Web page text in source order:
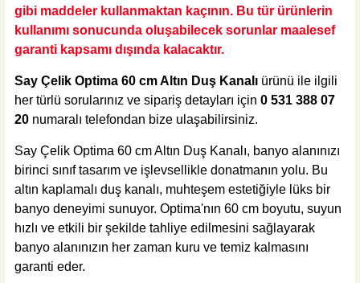
gibi maddeler kullanmaktan kaçının. Bu tür ürünlerin
kullanımı sonucunda oluşabilecek sorunlar maalesef
garanti kapsamı dışında kalacaktır.
Say Çelik Optima 60 cm Altın Duş Kanalı ürünü ile ilgili
her türlü sorularınız ve sipariş detayları için 0 531 388 07
20 numaralı telefondan bize ulaşabilirsiniz.
Say Çelik Optima 60 cm Altın Duş Kanalı, banyo alanınızı
birinci sınıf tasarım ve işlevsellikle donatmanın yolu. Bu
altın kaplamalı duş kanalı, muhteşem estetiğiyle lüks bir
banyo deneyimi sunuyor. Optima'nın 60 cm boyutu, suyun
hızlı ve etkili bir şekilde tahliye edilmesini sağlayarak
banyo alanınızın her zaman kuru ve temiz kalmasını
garanti eder.